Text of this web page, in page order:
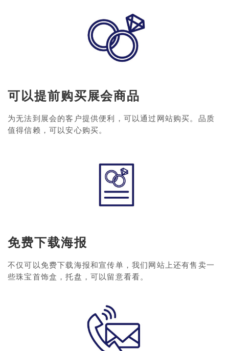
可以提前购买展会商品
为无法到展会的客户提供便利，可以通过网站购买。品质
值得信赖，可以安心购买。
免费下载海报
不仅可以免费下载海报和宣传单，我们网站上还有售卖一
些珠宝首饰盒，托盘，可以留意看看。